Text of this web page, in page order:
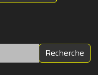
Recherche